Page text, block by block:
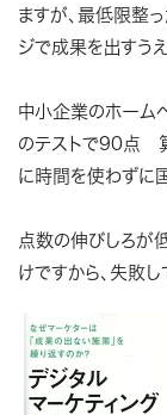
ますが、最低限整
ジで成果を出すう
中小企業のホーム
のテストで90点
に時間を使わずに
点数の伸びしろが
けですから、失敗し